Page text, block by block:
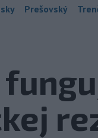
Prešovský